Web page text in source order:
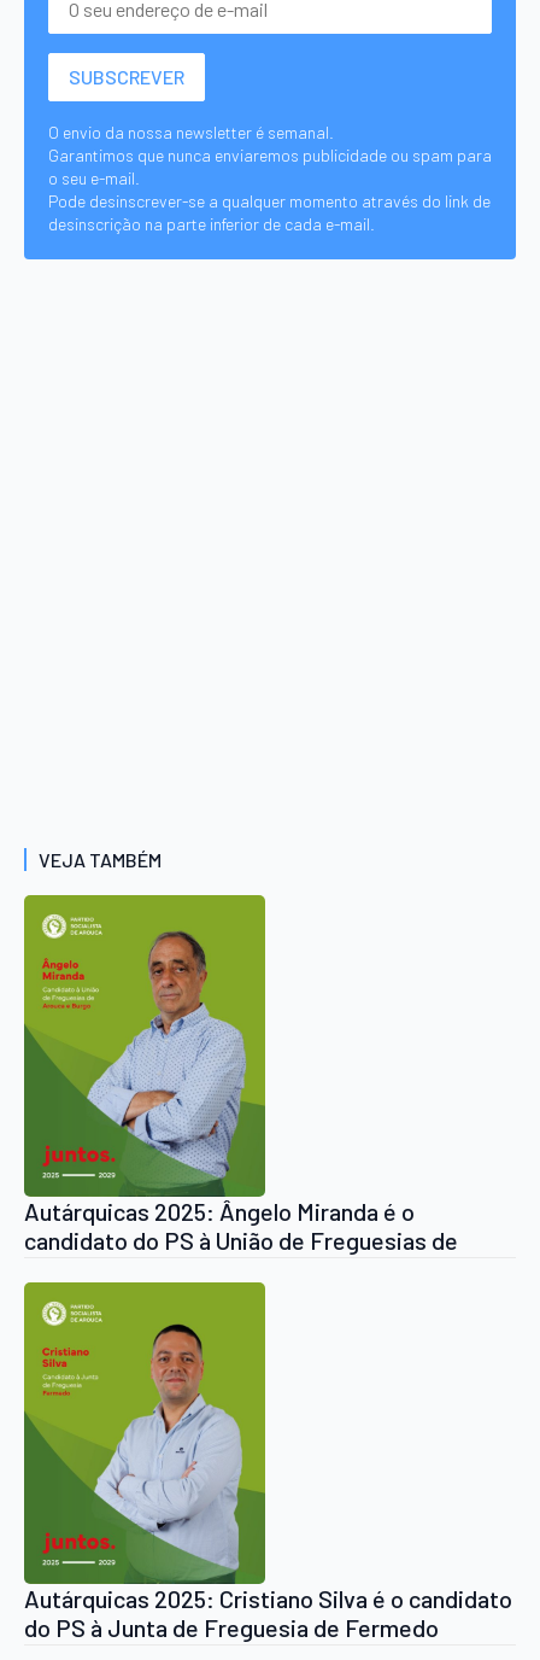
O envio da nossa newsletter é semanal.
Garantimos que nunca enviaremos publicidade ou spam para
o seu e-mail.
Pode desinscrever-se a qualquer momento através do link de
desinscrição na parte inferior de cada e-mail.
VEJA TAMBÉM
Autárquicas 2025: Ângelo Miranda é o
candidato do PS à União de Freguesias de
Autárquicas 2025: Cristiano Silva é o candidato
do PS à Junta de Freguesia de Fermedo